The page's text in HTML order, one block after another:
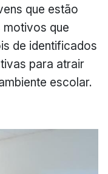
que estão
que
de identificados
para atrair
escolar.